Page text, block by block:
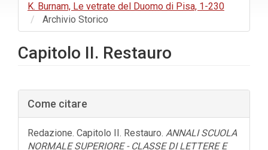
K. Burnam, Le vetrate del Duomo di Pisa, 1-230
Archivio Storico
Capitolo II. Restauro
Barra
laterale
dell'articolo
Come citare
Redazione. Capitolo II. Restauro. ANNALI SCUOLA
NORMALE SUPERIORE - CLASSE DI LETTERE E